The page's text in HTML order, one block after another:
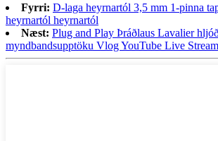
Fyrri: D-laga heyrnartól 3,5 mm 1-pinna
heyrnartól heyrnartól
Næst: Plug and Play Þráðlaus Lavalier
myndbandsupptöku Vlog YouTube Live